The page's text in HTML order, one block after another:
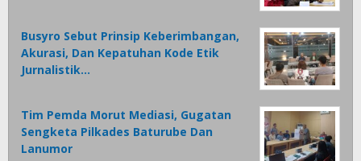
Busyro Sebut Prinsip Keberimbangan,
Akurasi, Dan Kepatuhan Kode Etik
Jurnalistik…
Tim Pemda Morut Mediasi, Gugatan
Sengketa Pilkades Baturube Dan
Lanumor